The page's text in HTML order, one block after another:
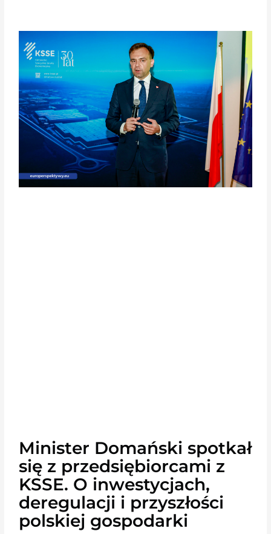
Minister Domański spotkał
się z przedsiębiorcami z
KSSE. O inwestycjach,
deregulacji i przyszłości
polskiej gospodarki